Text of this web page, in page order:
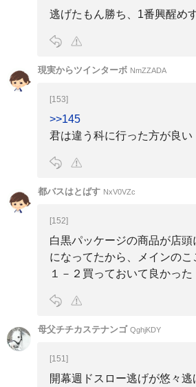
逃げたもん勝ち、1番興醒め
現実からツインターボ NmZZADA
[153]
>>145
君は違う科に行った方が良い
都バスはとばす NxV0VZc
[152]
白黒パッケージの商品が店頭
になってたから、メインの
１－２買っておいて良かった
母父チチカステナンゴ QghjKDY
[151]
開幕週ドスロー逃げが悠々逃